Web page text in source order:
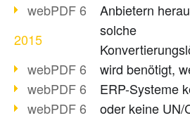
webPDF 6.0 Video-Serie
2015
webPDF 6.0 als VM
webPDF 6.0 Video-Serie
webPDF 6.0 Video-Serie
Anbietern
solche
wird benötigt,
ERP-Systeme
oder keine UN/